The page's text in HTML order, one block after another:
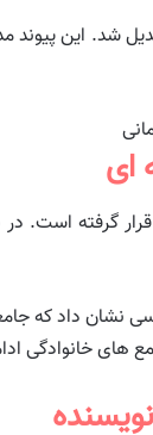
شد. این
ای
گرفته است. در
نشان داد که
های خانوادگی